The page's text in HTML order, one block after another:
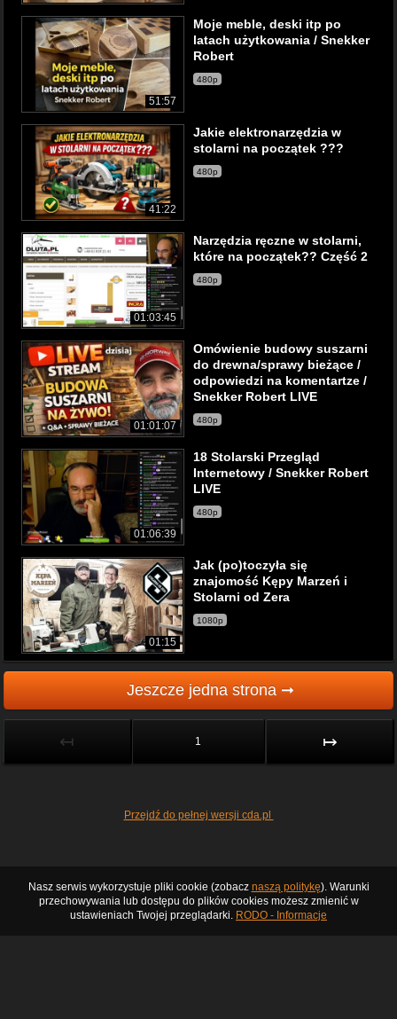
51:57
Moje meble, deski itp po
latach użytkowania / Snekker
Robert
480p
41:22
Jakie elektronarzędzia w
stolarni na początek ???
480p
01:03:45
Narzędzia ręczne w stolarni,
które na początek?? Część 2
480p
01:01:07
Omówienie budowy suszarni
do drewna/sprawy bieżące /
odpowiedzi na komentartze /
Snekker Robert LIVE
480p
01:06:39
18 Stolarski Przegląd
Internetowy / Snekker Robert
LIVE
480p
01:15
Jak (po)toczyła się
znajomość Kępy Marzeń i
Stolarni od Zera
1080p
Jeszcze jedna strona ➞
↤ 1 ↦
Przejdź do pełnej wersji cda.pl
Nasz serwis wykorzystuje pliki cookie (zobacz naszą politykę). Warunki
przechowywania lub dostępu do plików cookies możesz zmienić w
ustawieniach Twojej przeglądarki. RODO - Informacje